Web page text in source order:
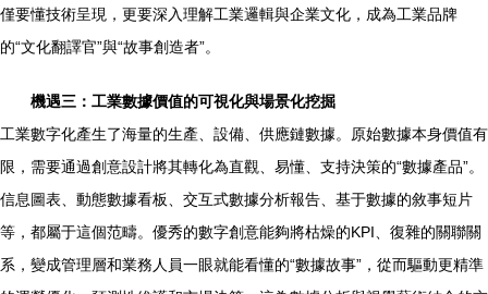
僅要懂技術呈現，更要深入理解工業邏輯與企業文化，成為工業品牌
的“文化翻譯官”與“故事創造者”。
機遇三：工業數據價值的可視化與場景化挖掘
工業數字化產生了海量的生產、設備、供應鏈數據。原始數據本身價值有
限，需要通過創意設計將其轉化為直觀、易懂、支持決策的“數據產品”。
信息圖表、動態數據看板、交互式數據分析報告、基于數據的敘事短片
等，都屬于這個范疇。優秀的數字創意能夠將枯燥的KPI、復雜的關聯關
系，變成管理層和業務人員一眼就能看懂的“數據故事”，從而驅動更精準